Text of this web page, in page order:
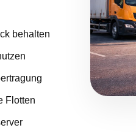
behalten
Flotten